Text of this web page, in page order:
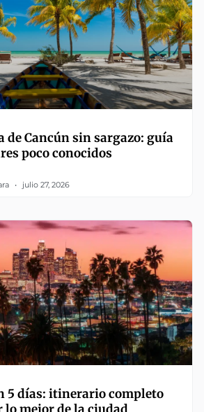
de Cancún sin sargazo: guía
poco conocidos
julio 27, 2026
5 días: itinerario completo